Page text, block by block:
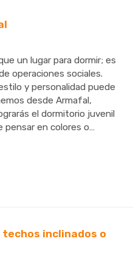
un lugar para dormir; es
operaciones sociales.
y personalidad puede
desde Armafal,
el dormitorio juvenil
pensar en colores o
inclinados o